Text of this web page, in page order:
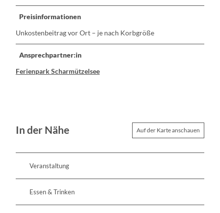
Preisinformationen
Unkostenbeitrag vor Ort – je nach Korbgröße
Ansprechpartner:in
Ferienpark Scharmützelsee
In der Nähe Auf der Karte anschauen
Veranstaltung
Essen & Trinken